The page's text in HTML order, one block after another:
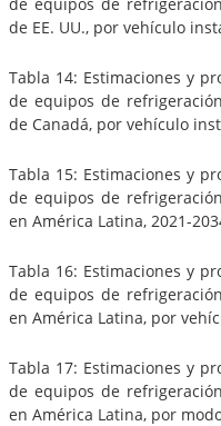
de EE. UU., por vehículo
Tabla 14: Estimaciones y
de equipos de
de Canadá, por vehículo
Tabla 15: Estimaciones y
de equipos de
en América Latina, 2021-
Tabla 16: Estimaciones y
de equipos de
en América Latina, por
Tabla 17: Estimaciones y
de equipos de
en América Latina, por